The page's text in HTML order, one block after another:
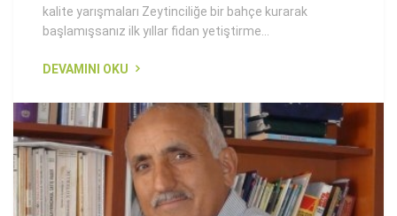
kalite yarışmaları Zeytinciliğe bir bahçe kurarak
başlamışsanız ilk yıllar fidan yetiştirme...
DEVAMINI OKU